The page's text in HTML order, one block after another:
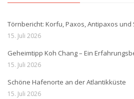
Törnbericht: Korfu, Paxos, Antipaxos
15. Juli 2026
Geheimtipp Koh Chang – Ein
15. Juli 2026
Schöne Hafenorte an der Atlantikküste
15. Juli 2026